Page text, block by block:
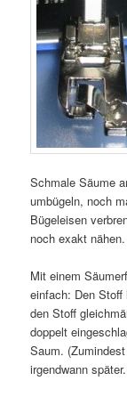
Schmale Säume
umbügeln, noch
Bügeleisen
noch exakt
Mit einem
einfach: Den Stoff
den Stoff
doppelt
Saum.
irgendwann